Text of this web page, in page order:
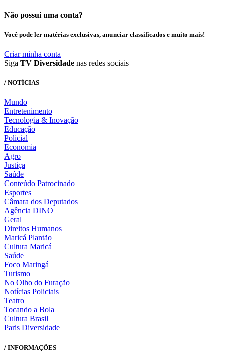
Não possui uma conta?
Você pode ler matérias exclusivas, anunciar classificados e muito mais!
Criar minha conta
Siga TV Diversidade nas redes sociais
/ NOTÍCIAS
Mundo
Entretenimento
Tecnologia & Inovação
Educação
Policial
Economia
Agro
Justiça
Saúde
Conteúdo Patrocinado
Esportes
Câmara dos Deputados
Agência DINO
Geral
Direitos Humanos
Maricá Plantão
Cultura Maricá
Saúde
Foco Maringá
Turismo
No Olho do Furação
Notícias Policiais
Teatro
Tocando a Bola
Cultura Brasil
Paris Diversidade
/ INFORMAÇÕES